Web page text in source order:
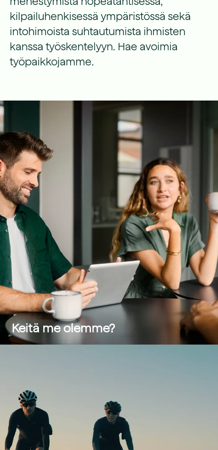
kilpailuhenkisessä ympäristössä sekä
intohimoista suhtautumista ihmisten
kanssa työskentelyyn. Hae avoimia
työpaikkojamme.
Keitä me olemme?